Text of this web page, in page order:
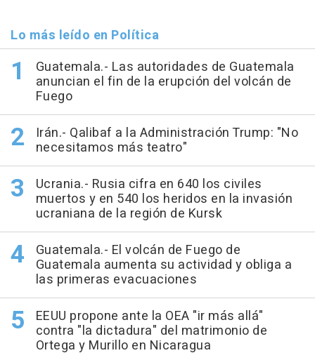
Lo más leído en Política
Guatemala.- Las autoridades de Guatemala
anuncian el fin de la erupción del volcán de
Fuego
Irán.- Qalibaf a la Administración Trump: "No
necesitamos más teatro"
Ucrania.- Rusia cifra en 640 los civiles
muertos y en 540 los heridos en la invasión
ucraniana de la región de Kursk
Guatemala.- El volcán de Fuego de
Guatemala aumenta su actividad y obliga a
las primeras evacuaciones
EEUU propone ante la OEA "ir más allá"
contra "la dictadura" del matrimonio de
Ortega y Murillo en Nicaragua